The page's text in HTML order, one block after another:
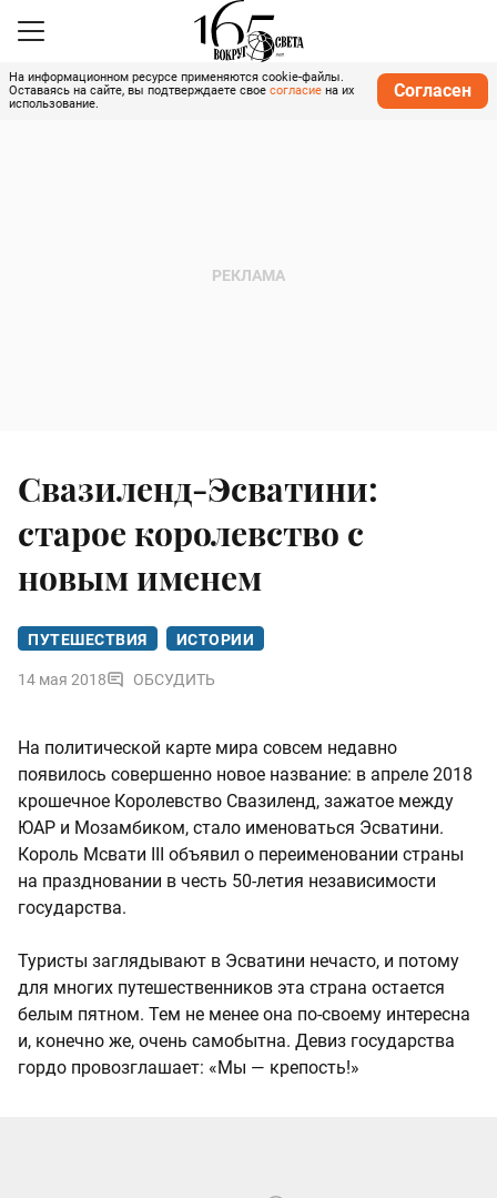
На информационном ресурсе применяются cookie-файлы.
Оставаясь на сайте, вы подтверждаете свое согласие на их
использование.
Согласен
Свазиленд-Эсватини:
старое королевство с
новым именем
ПУТЕШЕСТВИЯ ИСТОРИИ
14 мая 2018 ОБСУДИТЬ
На политической карте мира совсем недавно
появилось совершенно новое название: в апреле 2018
крошечное Королевство Свазиленд, зажатое между
ЮАР и Мозамбиком, стало именоваться Эсватини.
Король Мсвати III объявил о переименовании страны
на праздновании в честь 50-летия независимости
государства.
Туристы заглядывают в Эсватини нечасто, и потому
для многих путешественников эта страна остается
белым пятном. Тем не менее она по-своему интересна
и, конечно же, очень самобытна. Девиз государства
гордо провозглашает: «Мы — крепость!»